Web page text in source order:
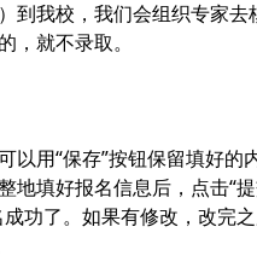
到我校，我们会组织专家去
，就不录取。
以用“保存”按钮保留填好的
地填好报名信息后，点击“
成功了。如果有修改，改完